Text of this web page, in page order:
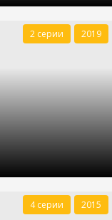
2 серии 2019
4 серии 2015